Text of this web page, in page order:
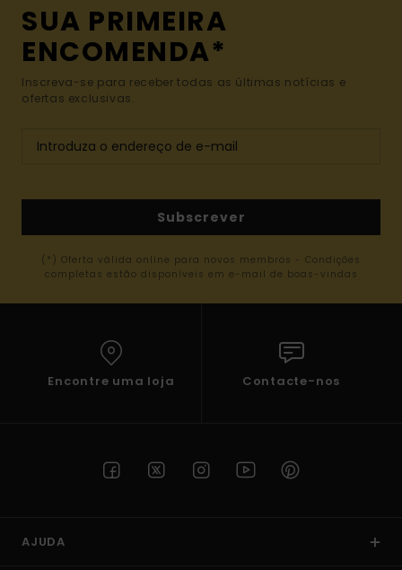
SUA PRIMEIRA
ENCOMENDA*
Inscreva-se para receber todas as últimas notícias e
ofertas exclusivas.
Subscrever
(*) Oferta válida online para novos membros - Condições
completas estão disponíveis em e-mail de boas-vindas
Encontre uma loja Contacte-nos
AJUDA